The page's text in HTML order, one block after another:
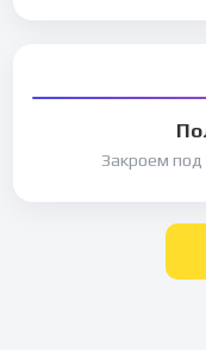
Закроем под